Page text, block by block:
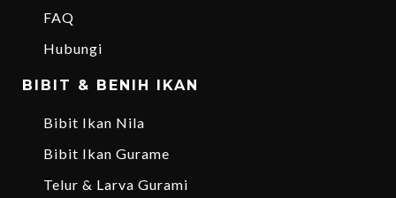
FAQ
Hubungi
BIBIT & BENIH IKAN
Bibit Ikan Nila
Bibit Ikan Gurame
Telur & Larva Gurami